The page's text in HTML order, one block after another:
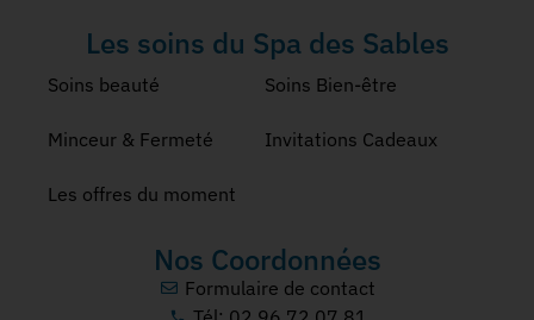
Les soins du Spa des Sables
Soins beauté Soins Bien-être
Minceur & Fermeté Invitations Cadeaux
Les offres du moment
Nos Coordonnées
Formulaire de contact